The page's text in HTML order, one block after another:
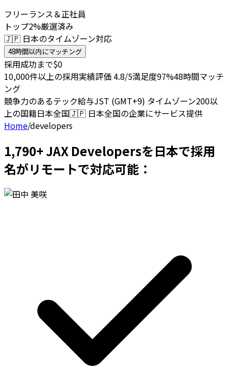
フリーランス＆正社員
トップ2%厳選済み
🇯🇵 日本のタイムゾーン対応
48時間以内にマッチング
採用成功まで$0
10,000件以上の採用実績評価 4.8/5満足度97%48時間マッチ
ング
競争力のあるテック給与JST (GMT+9) タイムゾーン200以
上の国籍日本全国🇯🇵 日本全国の企業にサービス提供
Home/developers
1,790+ JAX Developersを日本で採用
名がリモートで対応可能：